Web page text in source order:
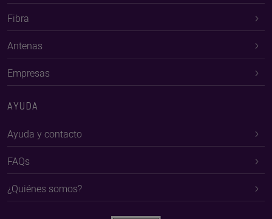
Fibra
Antenas
Empresas
AYUDA
Ayuda y contacto
FAQs
¿Quiénes somos?